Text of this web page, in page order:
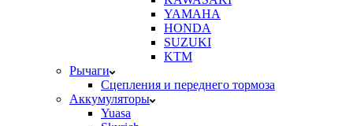
YAMAHA
HONDA
SUZUKI
KTM
Рычаги
Сцепления и переднего тормоза
Аккумуляторы
Yuasa